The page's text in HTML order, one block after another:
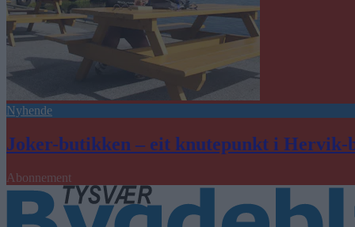
Nyhende
Joker-butikken – eit knutepunkt i Hervik-
Abonnement